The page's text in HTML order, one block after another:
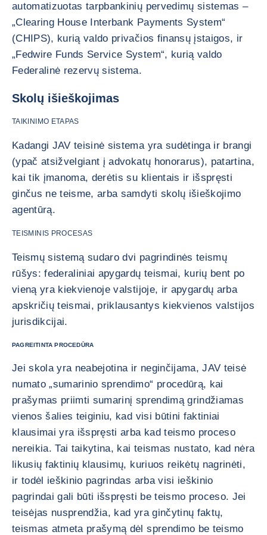
automatizuotas tarpbankinių pervedimų sistemas –
„Clearing House Interbank Payments System“
(CHIPS), kurią valdo privačios finansų įstaigos, ir
„Fedwire Funds Service System“, kurią valdo
Federalinė rezervų sistema.
Skolų išieškojimas
TAIKINIMO ETAPAS
Kadangi JAV teisinė sistema yra sudėtinga ir brangi
(ypač atsižvelgiant į advokatų honorarus), patartina,
kai tik įmanoma, derėtis su klientais ir išspręsti
ginčus ne teisme, arba samdyti skolų išieškojimo
agentūrą.
TEISMINIS PROCESAS
Teismų sistemą sudaro dvi pagrindinės teismų
rūšys: federaliniai apygardų teismai, kurių bent po
vieną yra kiekvienoje valstijoje, ir apygardų arba
apskričių teismai, priklausantys kiekvienos valstijos
jurisdikcijai.
PAGREITINTA PROCEDŪRA
Jei skola yra neabejotina ir neginčijama, JAV teisė
numato „sumarinio sprendimo“ procedūrą, kai
prašymas priimti sumarinį sprendimą grindžiamas
vienos šalies teiginiu, kad visi būtini faktiniai
klausimai yra išspręsti arba kad teismo proceso
nereikia. Tai taikytina, kai teismas nustato, kad nėra
likusių faktinių klausimų, kuriuos reikėtų nagrinėti,
ir todėl ieškinio pagrindas arba visi ieškinio
pagrindai gali būti išspręsti be teismo proceso. Jei
teisėjas nusprendžia, kad yra ginčytinų faktų,
teismas atmeta prašymą dėl sprendimo be teismo